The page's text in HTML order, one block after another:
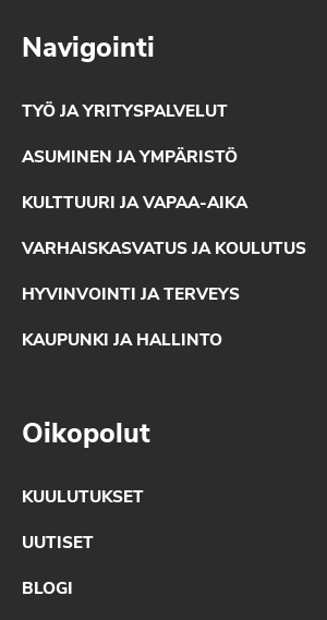
Navigointi
TYÖ JA YRITYSPALVELUT
ASUMINEN JA YMPÄRISTÖ
KULTTUURI JA VAPAA-AIKA
VARHAISKASVATUS JA KOULUTUS
HYVINVOINTI JA TERVEYS
KAUPUNKI JA HALLINTO
Oikopolut
KUULUTUKSET
UUTISET
BLOGI